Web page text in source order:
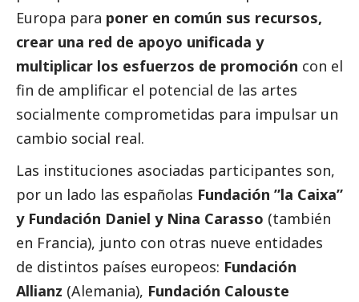
Europa para poner en común sus recursos,
crear una red de apoyo unificada y
multiplicar los esfuerzos de promoción con el
fin de amplificar el potencial de las artes
socialmente comprometidas para impulsar un
cambio social real.
Las instituciones asociadas participantes son,
por un lado las españolas Fundación ”la Caixa”
y Fundación Daniel y Nina Carasso (también
en Francia), junto con otras nueve entidades
de distintos países europeos: Fundación
Allianz (Alemania), Fundación Calouste